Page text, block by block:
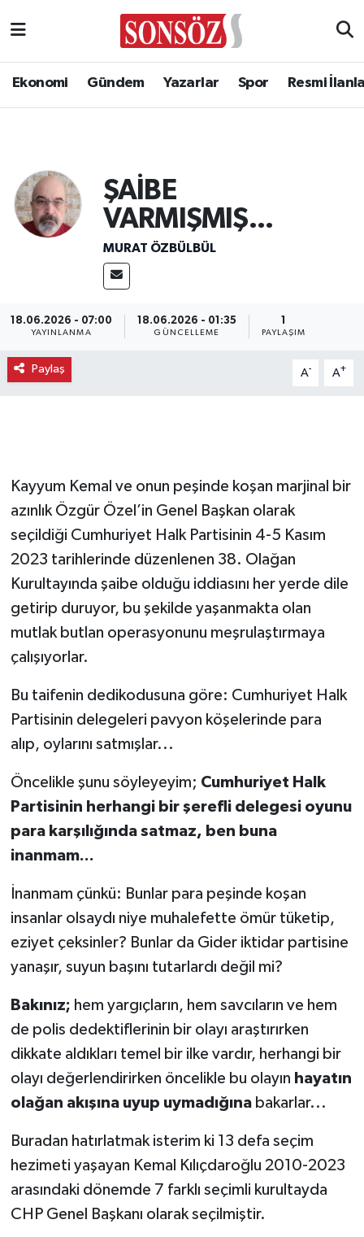
Ekonomi Gündem Yazarlar Spor Resmi
ŞAİBE
VARMIŞMIŞ...
MURAT ÖZBÜLBÜL
18.06.2026 - 07:00
YAYINLANMA
18.06.2026 - 01:35
GÜNCELLEME PAYLAŞIM
Paylaş A- A+
Kayyum Kemal ve onun peşinde koşan marjinal bir
azınlık Özgür Özel’in Genel Başkan olarak
seçildiği Cumhuriyet Halk Partisinin 4-5 Kasım
2023 tarihlerinde düzenlenen 38. Olağan
Kurultayında şaibe olduğu iddiasını her yerde dile
getirip duruyor, bu şekilde yaşanmakta olan
mutlak butlan operasyonunu meşrulaştırmaya
çalışıyorlar.
Bu taifenin dedikodusuna göre: Cumhuriyet Halk
Partisinin delegeleri pavyon köşelerinde para
alıp, oylarını satmışlar...
Öncelikle şunu söyleyeyim; Cumhuriyet Halk
Partisinin herhangi bir şerefli delegesi oyunu
para karşılığında satmaz, ben buna
inanmam...
İnanmam çünkü: Bunlar para peşinde koşan
insanlar olsaydı niye muhalefette ömür tüketip,
eziyet çeksinler? Bunlar da Gider iktidar partisine
yanaşır, suyun başını tutarlardı değil mi?
Bakınız; hem yargıçların, hem savcıların ve hem
de polis dedektiflerinin bir olayı araştırırken
dikkate aldıkları temel bir ilke vardır, herhangi bir
olayı değerlendirirken öncelikle bu olayın hayatın
olağan akışına uyup uymadığınabakarlar...
Buradan hatırlatmak isterim ki 13 defa seçim
hezimeti yaşayan Kemal Kılıçdaroğlu 2010-2023
arasındaki dönemde 7 farklı seçimli kurultayda
CHP Genel Başkanı olarak seçilmiştir.